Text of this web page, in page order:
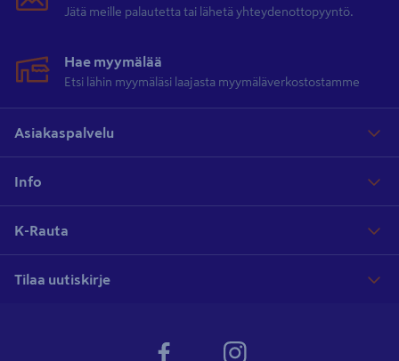
Jätä meille palautetta tai lähetä yhteydenottopyyntö.
Hae myymälää
Etsi lähin myymäläsi laajasta myymäläverkostostamme
Asiakaspalvelu
Info
K-Rauta
Tilaa uutiskirje